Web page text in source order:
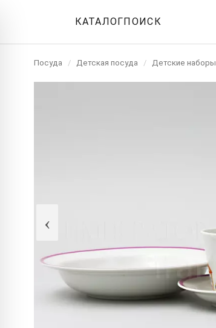
КАТАЛОГПОИСК
Посуда / Детская посуда / Детские наборы
‹